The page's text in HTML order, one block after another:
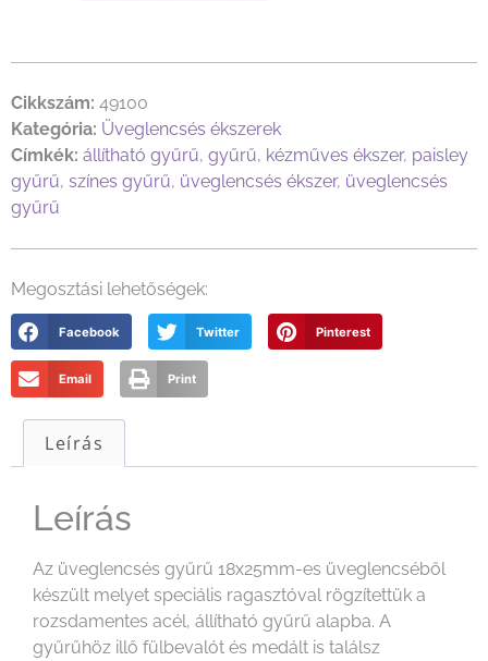
Cikkszám: 49100
Kategória: Üveglencsés ékszerek
Címkék: állítható gyűrű, gyűrű, kézműves ékszer, paisley
gyűrű, színes gyűrű, üveglencsés ékszer, üveglencsés
gyűrű
Megosztási lehetőségek:
Facebook Twitter Pinterest
Email Print
Leírás
Leírás
Az üveglencsés gyűrű 18x25mm-es üveglencséből
készült melyet speciális ragasztóval rögzítettük a
rozsdamentes acél, állítható gyűrű alapba. A
gyűrűhöz illő fülbevalót és medált is találsz